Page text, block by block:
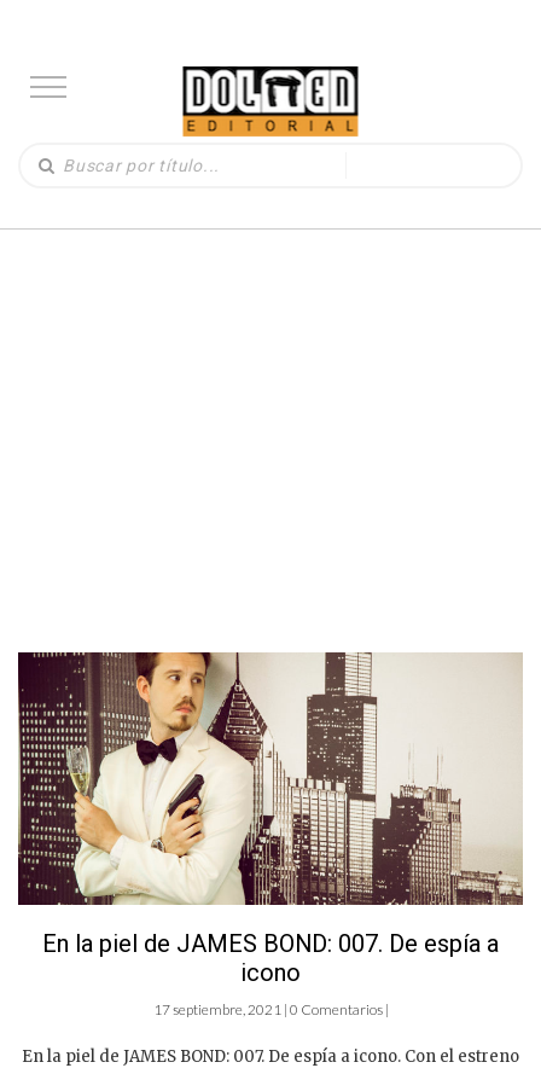
En la piel de JAMES BOND: 007. De espía a
icono
17 septiembre, 2021 | 0 Comentarios |
En la piel de JAMES BOND: 007. De espía a icono. Con el estreno